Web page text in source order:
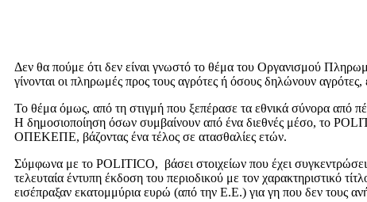
Δεν θα πούμε ότι δεν είναι γνωστό το θέμα του Οργανισμού
γίνονται οι πληρωμές προς τους αγρότες ή όσους δηλώνουν αγρότες,
Το θέμα όμως, από τη στιγμή που ξεπέρασε τα εθνικά σύνορα από
Η δημοσιοποίηση όσων συμβαίνουν από ένα διεθνές μέσο, το
ΟΠΕΚΕΠΕ, βάζοντας ένα τέλος σε ατασθαλίες ετών.
Σύμφωνα με το POLITICO, βάσει στοιχείων που έχει συγκεντρώσει
τελευταία έντυπη έκδοση του περιοδικού με τον χαρακτηριστικό
εισέπραξαν εκατομμύρια ευρώ (από την Ε.Ε.) για γη που δεν τους